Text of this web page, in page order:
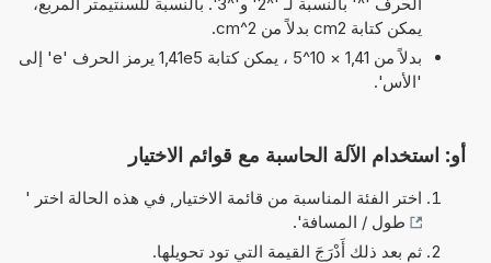
يمكن كتابة cm2 بدلاً من cm^2.
بدلاً من 1,41 × 10^5 ، يمكن كتابة 1,41e5 يرمز الحرف 'e' إلى
'الأس'.
أو: استخدام الآلة الحاسبة مع قوائم الاختيار
اختر الفئة المناسبة من قائمة الاختيار, في هذه الحالة اختر '
طول / المسافة'.
ثم بعد ذلك أَدْرَجَ القيمة التي تود تحويلها.